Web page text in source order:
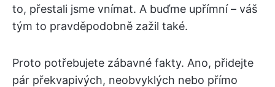
to, přestali jsme vnímat. A buďme upřímní – váš
tým to pravděpodobně zažil také.
Proto potřebujete zábavné fakty. Ano, přidejte
pár překvapivých, neobvyklých nebo přímo